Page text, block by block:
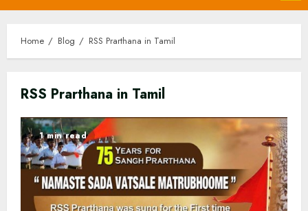
Menu
Home Blog RSS Prarthana in Tamil
RSS Prarthana in Tamil
1 min read